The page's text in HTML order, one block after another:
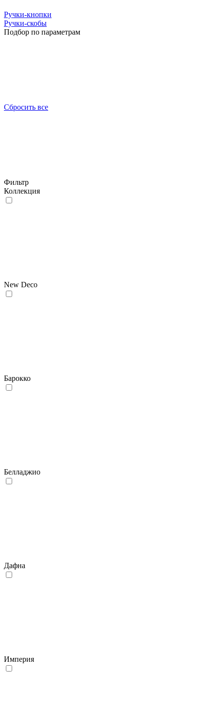
Ручки-кнопки
Ручки-скобы
Подбор по параметрам
Сбросить все
Фильтр
Коллекция
New Deco
Барокко
Белладжио
Дафна
Империя